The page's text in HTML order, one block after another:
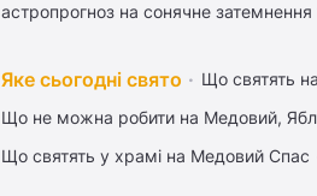
астропрогноз на сонячне затемнення
Яке сьогодні свято Що святять
Що не можна робити на Медовий,
Що святять у храмі на Медовий Спас